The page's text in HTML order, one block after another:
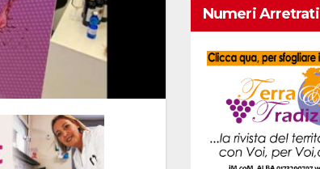
Numeri Arretrati